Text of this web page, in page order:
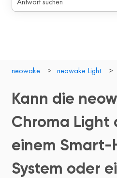
neowake neowake Light
Kann die
Chroma Light
einem Smart-
System oder